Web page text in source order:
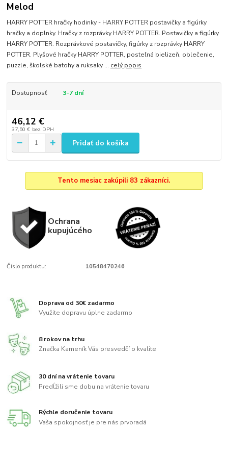
Melod
HARRY POTTER hračky hodinky - HARRY POTTER postavičky a figúrky
hračky a doplnky. Hračky z rozprávky HARRY POTTER. Postavičky a figúrky
HARRY POTTER. Rozprávkové postavičky, figúrky z rozprávky HARRY
POTTER. Plyšové hračky HARRY POTTER, posteľná bielizeň, oblečenie,
puzzle, školské batohy a ruksaky ... celý popis
Dostupnosť 3-7 dní
46,12 €
37,50 € bez DPH
Pridať do košíka
Tento mesiac zakúpili 83 zákazníci.
Ochrana
kupujúcého
Číslo produktu: 10548470246
Doprava od 30€ zadarmo
Využite dopravu úplne zadarmo
8 rokov na trhu
Značka Kameník Vás presvedčí o kvalite
30 dní na vrátenie tovaru
Predĺžili sme dobu na vrátenie tovaru
Rýchle doručenie tovaru
Vaša spokojnosť je pre nás prvoradá